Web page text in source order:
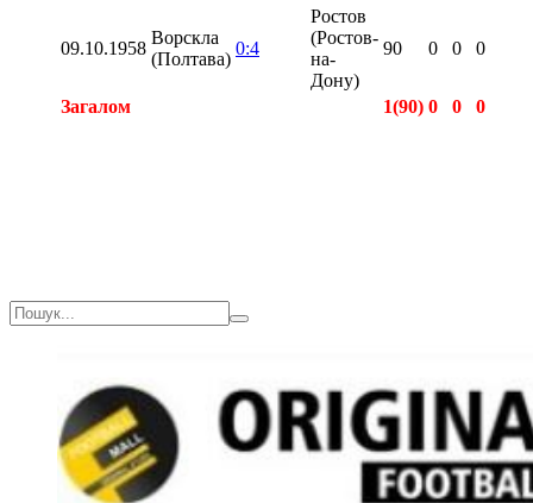
09.10.1958
Ворскла
(Полтава)
0:4
Ростов
(Ростов-
на-
Дону)
90 0 0 0
Загалом 1(90) 0 0
0